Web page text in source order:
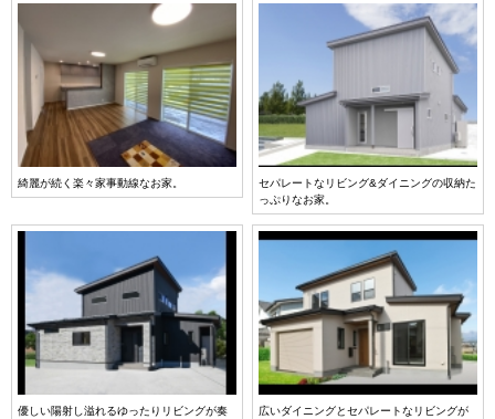
綺麗が続く楽々家事動線なお家。
セパレートなリビング&ダイニングの収納た
っぷりなお家。
優しい陽射し溢れるゆったりリビングが奏
広いダイニングとセパレートなリビングが